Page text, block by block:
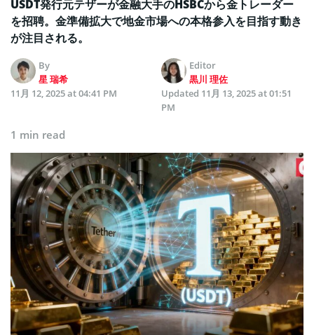
USDT発行元テザーが金融大手のHSBCから金トレーダー
を招聘。金準備拡大で地金市場への本格参入を目指す動き
が注目される。
By
星 瑞希
Editor
黒川 理佐
11月 12, 2025 at 04:41 PM
Updated 11月 13, 2025 at 01:51
PM
1 min read